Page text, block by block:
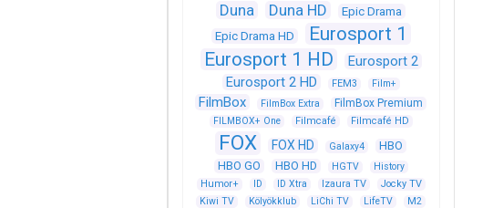
Duna Duna HD
Epic Drama
Epic Drama HD
Eurosport 1
Eurosport 1 HD
Eurosport 2
Eurosport 2 HD
FEM3 Film+
FilmBox FilmBox Extra FilmBox Premium
FILMBOX+ One Filmcafé Filmcafé HD
FOX FOX HD Galaxy4
HBO
HBO GO
HBO HD HGTV
History
Humor+
ID ID Xtra Izaura TV
Jocky TV
Kiwi TV
Kölyökklub LiChi TV LifeTV
M2